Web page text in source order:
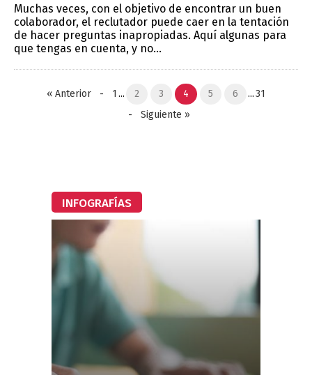
Muchas veces, con el objetivo de encontrar un buen
colaborador, el reclutador puede caer en la tentación
de hacer preguntas inapropiadas. Aquí algunas para
que tengas en cuenta, y no...
« Anterior - 1 ... 2 3 4 5 6 ...31
- Siguiente »
INFOGRAFÍAS